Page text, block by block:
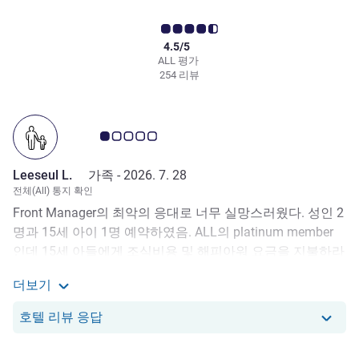
ALL 평가
4.5/5
254 리뷰
고객 평점 1.0/5
Leeseul L. 가족 - 2026. 7. 28
전체(All) 통지 확인
Front Manager의 최악의 응대로 너무 실망스러웠다. 성인 2
명과 15세 아이 1명 예약하였음. ALL의 platinum member
인데 15세 아들에게 조식비용 및 해피아워 요금을 지불하라
주장. 클럽라운지 대신 해피아워가 제공되는건데 그렇지 않
다고 주장. 해피아워 관련 규정이 없으니 돈 지불 하라고 요
구. 아코르 공식 앱에서 예약했는데 아니라고 member 혜택
더보기
호텔 리뷰 응답당 호텔에서는 Leeseul L.로부터의 리뷰에 응